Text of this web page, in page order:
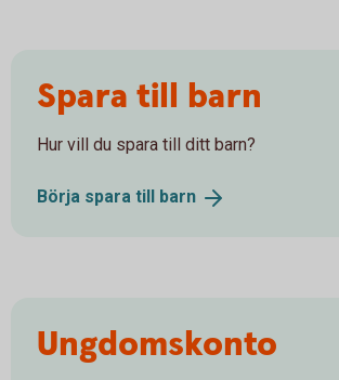
Spara till barn
Hur vill du spara till ditt barn?
Börja spara till barn
Ungdomskonto